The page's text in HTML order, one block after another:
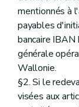
mentionnés à
payables
bancaire
générale
Wallonie.
§2. Si le
visées aux